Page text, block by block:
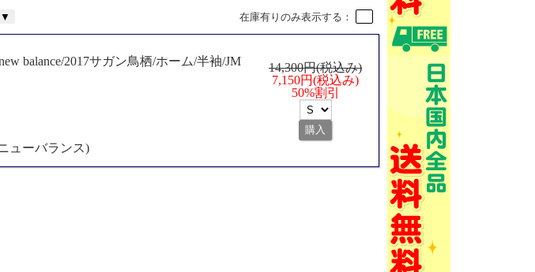
▼ 在庫有りのみ表示する：
balance/2017サガン鳥栖/ホーム/半袖/JM
ューバランス)
14,300円(税込み)
7,150円(税込み)
50%割引